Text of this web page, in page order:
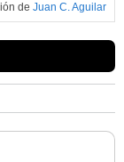
de Juan C. Aguilar